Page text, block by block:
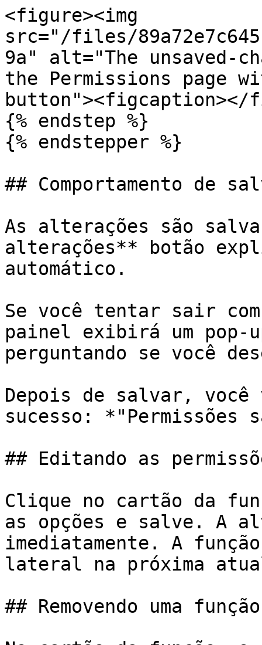
<figure><img
src="/files/
9a" alt="The unsaved-
the Permissions page
{% endstep %}
{% endstepper %}
## Comportamento de
As alterações são
alterações** botão
automático.
Se você tentar sair
painel exibirá um pop-
perguntando se você
Depois de salvar, você
sucesso: *"Permissões
## Editando as
Clique no cartão da
as opções e salve. A
imediatamente. A
lateral na próxima
## Removendo uma função